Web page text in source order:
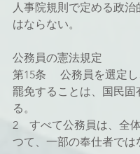
人事院規則で定める政治
はならない。
公務員の憲法規定
第15条 　公務員を選定
罷免することは、国民固
る。
2　すべて公務員は、全
つて、一部の奉仕者では